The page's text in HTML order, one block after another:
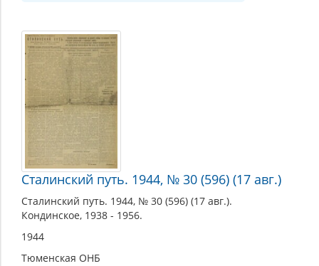
Сталинский путь. 1944, № 30 (596) (17 авг.)
Сталинский путь. 1944, № 30 (596) (17 авг.).
Кондинское, 1938 - 1956.
1944
Тюменская ОНБ